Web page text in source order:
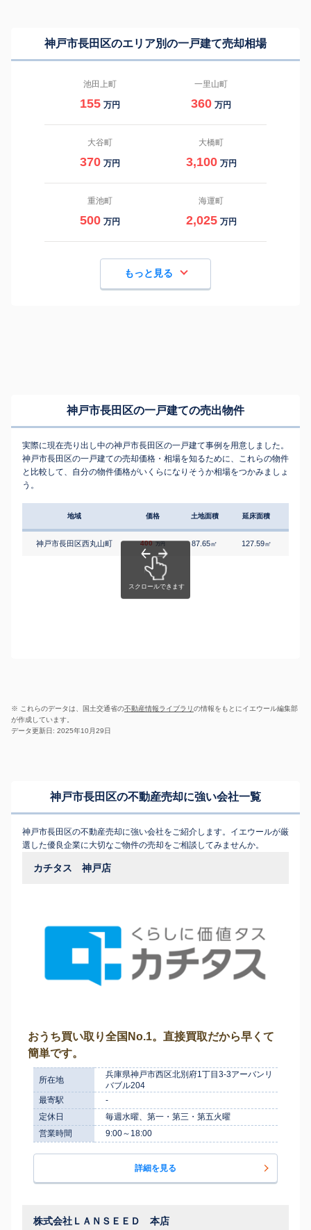
神戸市長田区のエリア別の一戸建て売却相場
池田上町
155 万円
一里山町
360 万円
大谷町
370 万円
大橋町
3,100 万円
重池町
500 万円
海運町
2,025 万円
もっと見る
神戸市長田区の一戸建ての売出物件
実際に現在売り出し中の神戸市長田区の一戸建て事例を用意しました。
神戸市長田区の一戸建ての売却価格・相場を知るために、これらの物件
と比較して、自分の物件価格がいくらになりそうか相場をつかみましょ
う。
地域 価格 土地面積 延床面積
神戸市長田区西丸山町 400 万円 87.65㎡ 127.59㎡
※ これらのデータは、国土交通省の不動産情報ライブラリの情報をもとにイエウール編集部
が作成しています。
データ更新日: 2025年10月29日
神戸市長田区の不動産売却に強い会社一覧
神戸市長田区の不動産売却に強い会社をご紹介します。イエウールが厳
選した優良企業に大切なご物件の売却をご相談してみませんか。
カチタス 神戸店
おうち買い取り全国No.1。直接買取だから早くて
簡単です。
所在地
兵庫県神戸市西区北別府1丁目3-3アーバンリ
バブル204
最寄駅
-
定休日
毎週水曜、第一・第三・第五火曜
営業時間
9:00～18:00
詳細を見る
株式会社ＬＡＮＳＥＥＤ 本店